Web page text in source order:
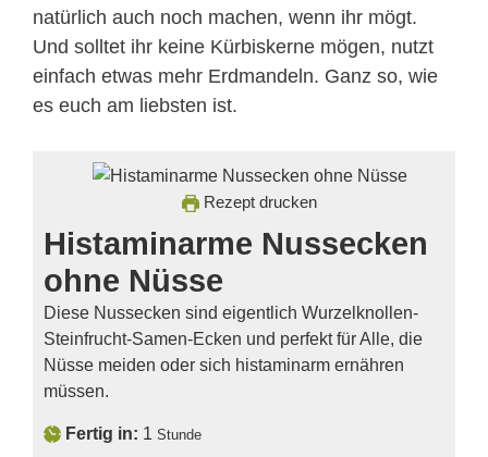
natürlich auch noch machen, wenn ihr mögt.
Und solltet ihr keine Kürbiskerne mögen, nutzt
einfach etwas mehr Erdmandeln. Ganz so, wie
es euch am liebsten ist.
Rezept drucken
Histaminarme Nussecken
ohne Nüsse
Diese Nussecken sind eigentlich Wurzelknollen-
Steinfrucht-Samen-Ecken und perfekt für Alle, die
Nüsse meiden oder sich histaminarm ernähren
müssen.
Fertig in: 1 Stunde